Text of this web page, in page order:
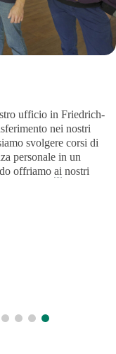
ufficio in Friedrich-
nei nostri
svolgere corsi di
personale in un
offriamo ainostri